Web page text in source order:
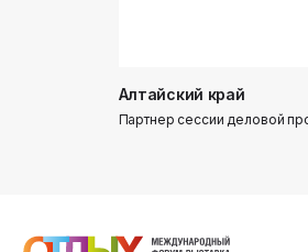
Алтайский край
Партнер сессии деловой